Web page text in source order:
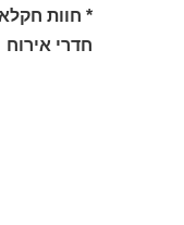
* חוות
חדרי אירוח